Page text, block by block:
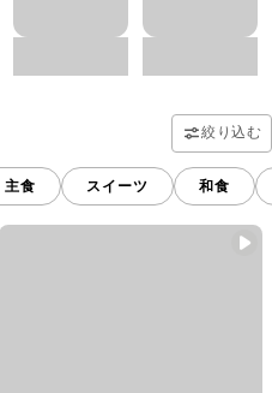
絞り込む
主食 スイーツ 和食